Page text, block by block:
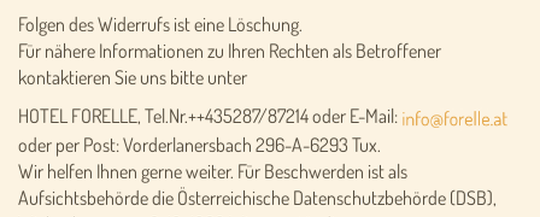
Folgen des Widerrufs ist eine Löschung.
Für nähere Informationen zu Ihren Rechten als Betroffener
kontaktieren Sie uns bitte unter
HOTEL FORELLE, Tel.Nr.++435287/87214 oder E-Mail:
oder per Post: Vorderlanersbach 296-A-6293 Tux.
Wir helfen Ihnen gerne weiter. Für Beschwerden ist als
Aufsichtsbehörde die Österreichische Datenschutzbehörde (DSB),